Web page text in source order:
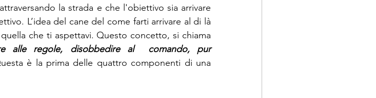
la strada e che l'obiettivo sia arrivare
L’idea del cane del come farti arrivare al di là
alle regole, disobbedire al  comando, pur
è la prima delle quattro componenti di una